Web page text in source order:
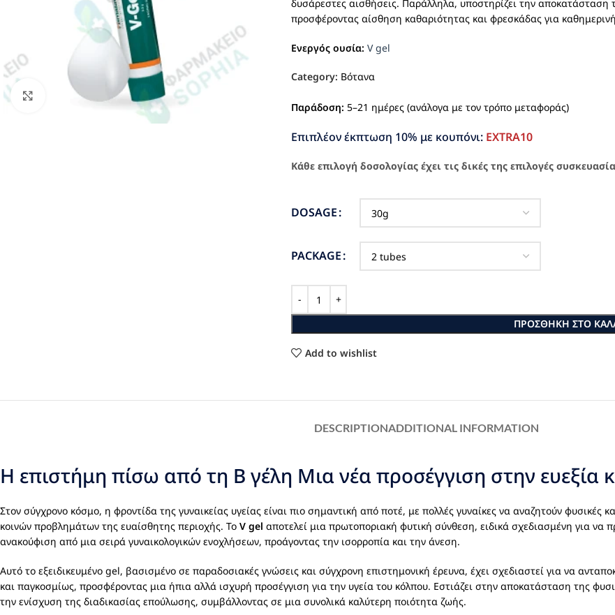
Click to enlarge
δυσάρεστες αισθήσεις. Παράλληλα, υποστηρίζει την αποκατάσταση
προσφέροντας αίσθηση καθαριότητας και φρεσκάδας για
Ενεργός ουσία:V gel
Category: Βότανα
Παράδοση: 5–21 ημέρες (ανάλογα με τον τρόπο μεταφοράς)
Επιπλέον έκπτωση 10% με κουπόνι: EXTRA10
Κάθε επιλογή δοσολογίας έχει τις δικές της επιλογές
DOSAGE
PACKAGE
ΠΡΟΣΘΉΚΗ ΣΤΟ
Add to wishlist
DESCRIPTIONADDITIONAL INFORMATION
Η επιστήμη πίσω από τη Β γέλη Μια νέα προσέγγιση στην ευεξία
Στον σύγχρονο κόσμο, η φροντίδα της γυναικείας υγείας είναι πιο σημαντική από ποτέ, με πολλές γυναίκες να αναζητούν φυσικές
κοινών προβλημάτων της ευαίσθητης περιοχής. Το V gel αποτελεί μια πρωτοποριακή φυτική σύνθεση, ειδικά σχεδιασμένη για να
ανακούφιση από μια σειρά γυναικολογικών ενοχλήσεων, προάγοντας την ισορροπία και την άνεση.
Αυτό το εξειδικευμένο gel, βασισμένο σε παραδοσιακές γνώσεις και σύγχρονη επιστημονική έρευνα, έχει σχεδιαστεί για να
και παγκοσμίως, προσφέροντας μια ήπια αλλά ισχυρή προσέγγιση για την υγεία του κόλπου. Εστιάζει στην αποκατάσταση της
την ενίσχυση της διαδικασίας επούλωσης, συμβάλλοντας σε μια συνολικά καλύτερη ποιότητα ζωής.